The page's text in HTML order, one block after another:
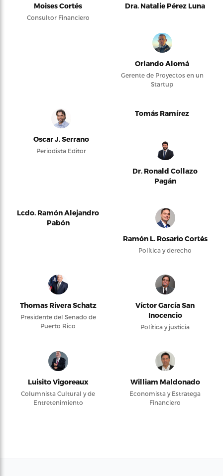
Moises Cortés
Consultor Financiero
Dra. Natalie Pérez Luna
Orlando Alomá
Gerente de Proyectos en un
Startup
Oscar J. Serrano
Periodista Editor
Tomás Ramírez
Dr. Ronald Collazo
Pagán
Lcdo. Ramón Alejandro
Pabón
Ramón L. Rosario Cortés
Política y derecho
Thomas Rivera Schatz
Presidente del Senado de
Puerto Rico
Víctor García San
Inocencio
Política y justicia
Luisito Vigoreaux
Columnista Cultural y de
Entretenimiento
William Maldonado
Economista y Estratega
Financiero